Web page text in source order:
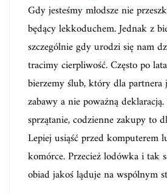
Gdy jesteśmy młodsze nie
będący lekkoduchem. Jednak z
szczególnie gdy urodzi się nam
tracimy cierpliwość. Często po
bierzemy ślub, który dla partnera
zabawy a nie poważną
sprzątanie, codzienne zakupy to
Lepiej usiąść przed komputerem
komórce. Przecież lodówka i tak
obiad jakoś ląduje na wspólnym